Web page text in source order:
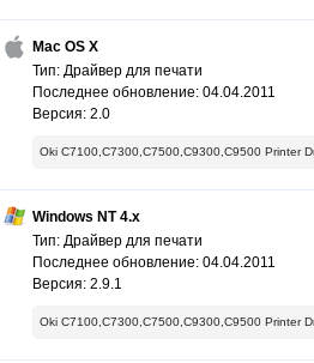
Mac OS X
Тип: Драйвер для печати
Последнее обновление: 04.04.2011
Версия: 2.0
Oki C7100,C7300,C7500,C9300,C9500 Printer
Windows NT 4.x
Тип: Драйвер для печати
Последнее обновление: 04.04.2011
Версия: 2.9.1
Oki C7100,C7300,C7500,C9300,C9500 Printer